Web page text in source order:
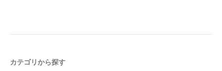
カテゴリから探す